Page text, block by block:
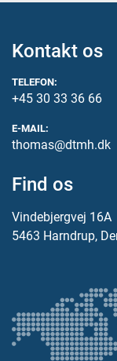
Kontakt os
TELEFON:
+45 30 33 36 66
E-MAIL:
thomas@dtmh.dk
Find os
Vindebjergvej 16A
5463 Harndrup,